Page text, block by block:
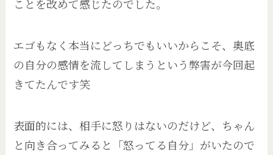
ことを改めて感じたのでした。
エゴもなく本当にどっちでもいいからこそ、奥底
の自分の感情を流してしまうという弊害が今回起
きてたんです笑
表面的には、相手に怒りはないのだけど、ちゃん
と向き合ってみると「怒ってる自分」がいたので